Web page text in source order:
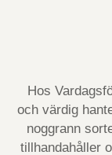
Hos
och värdig
noggrann
tillhandahåller